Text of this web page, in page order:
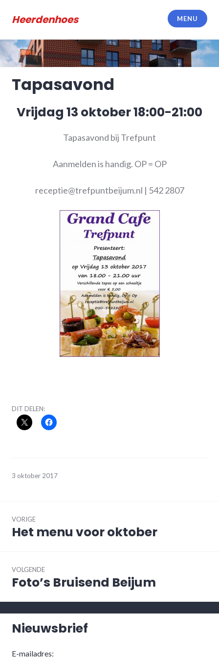
naar
inhoud
Heerdenhoes MENU
Tapasavond
Vrijdag 13 oktober 18:00-21:00
Tapasavond bij Trefpunt
Aanmelden is handig. OP = OP
receptie@trefpuntbeijum.nl | 542 2807
DIT DELEN:
3 oktober 2017
navigatie
VORIGE
Vorig
Het menu voor oktober
VOLGENDE
Volgend
Foto’s Bruisend Beijum
Nieuwsbrief
E-mailadres: